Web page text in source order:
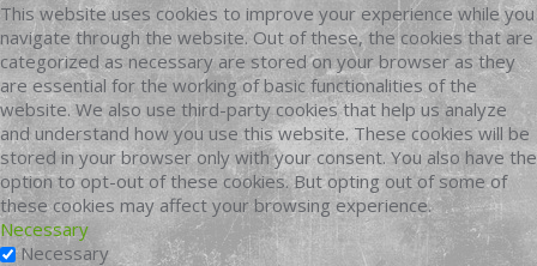
This website uses cookies to improve your experience while you
navigate through the website. Out of these, the cookies that are
categorized as necessary are stored on your browser as they
are essential for the working of basic functionalities of the
website. We also use third-party cookies that help us analyze
and understand how you use this website. These cookies will be
stored in your browser only with your consent. You also have the
option to opt-out of these cookies. But opting out of some of
these cookies may affect your browsing experience.
Necessary
Necessary